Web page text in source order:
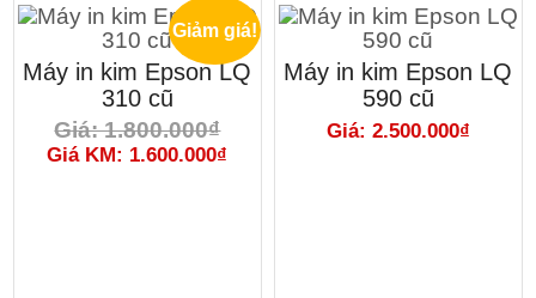
Giảm giá!
Máy in kim Epson LQ
310 cũ
Giá: 1.800.000₫
Giá KM: 1.600.000₫
Máy in kim Epson LQ
590 cũ
Giá: 2.500.000₫